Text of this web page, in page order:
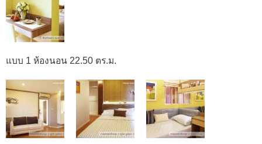
แบบ 1 ห้องนอน 22.50 ตร.ม.